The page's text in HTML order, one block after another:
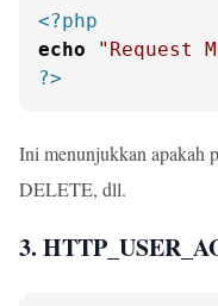
<?php
echo
"Request
?>
Ini menunjukkan apakah
DELETE, dll.
3.